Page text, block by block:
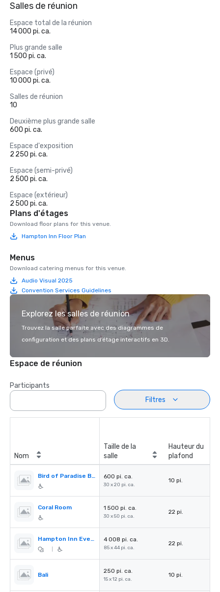
Salles de réunion
Espace total de la réunion
14 000 pi. ca.
Plus grande salle
1 500 pi. ca.
Espace (privé)
10 000 pi. ca.
Salles de réunion
10
Deuxième plus grande salle
600 pi. ca.
Espace d'exposition
2 250 pi. ca.
Espace (semi-privé)
2 500 pi. ca.
Espace (extérieur)
2 500 pi. ca.
Plans d'étages
Download floor plans for this venue.
Hampton Inn Floor Plan
Menus
Download catering menus for this venue.
Audio Visual 2025
Convention Services Guidelines
Explorez les salles de réunion
Trouvez la salle parfaite avec des diagrammes de
configuration et des plans d’étage interactifs en 3D.
Espace de réunion
Participants
Filtres
Nom
Taille de la
salle
Hauteur du
plafond
Bird of Paradise Board Room 600 pi. ca.
30 x 20 pi. ca.
10 pi.
Coral Room 1 500 pi. ca.
30 x 50 pi. ca.
22 pi.
Hampton Inn Event Center 4 008 pi. ca.
85 x 44 pi. ca.
22 pi.
Bali
250 pi. ca.
15 x 12 pi. ca.
10 pi.